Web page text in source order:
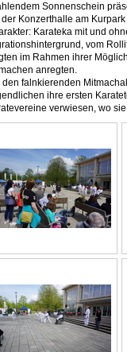
Sonnenschein
der Konzerthalle am
Karateka mit und
vom
im Rahmen ihrer
anregten.
den falnkierenden
ihre ersten
verwiesen, wo